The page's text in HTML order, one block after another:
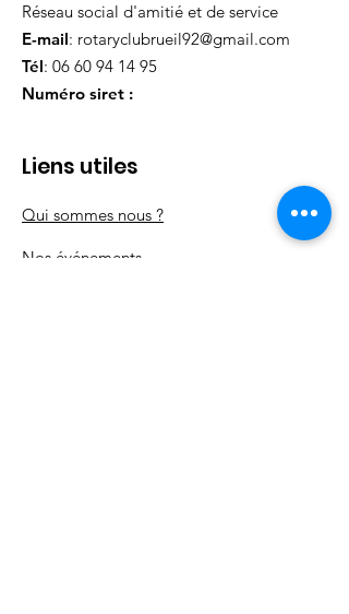
Réseau social d'amitié et de service
E-mail: rotaryclubrueil92@gmail.com
Tél: 06 60 94 14 95
Numéro siret :
Liens utiles
Qui sommes nous ?
Nos événements